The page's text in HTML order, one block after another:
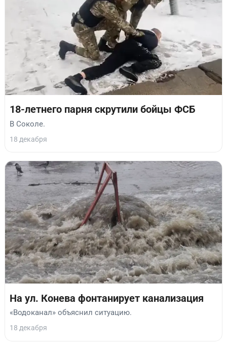
18-летнего парня скрутили бойцы ФСБ
В Соколе.
18 декабря
На ул. Конева фонтанирует канализация
«Водоканал» объяснил ситуацию.
18 декабря